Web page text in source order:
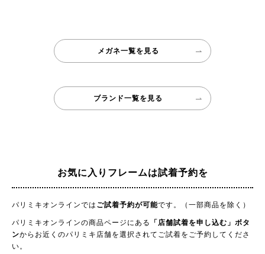
メガネ一覧を見る
ブランド一覧を見る
お気に入りフレームは試着予約を
パリミキオンラインでは ご試着予約が可能です。（一部商品を除く）
パリミキオンラインの商品ページにある
「店舗試着を申し込む」ボタ
ンからお近くのパリミキ店舗を選択されてご試着をご予約してくださ
い。